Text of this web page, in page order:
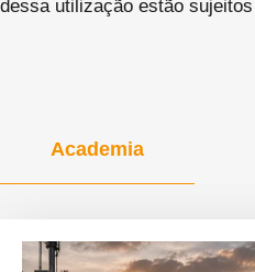
dessa utilização estão
Academia
Ver